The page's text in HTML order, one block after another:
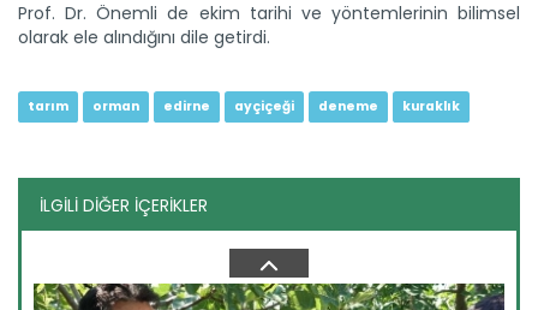
Prof. Dr. Önemli de ekim tarihi ve yöntemlerinin bilimsel
olarak ele alındığını dile getirdi.
tarım orman edirne ayçiçeği deneme kuraklık
İLGİLİ DİĞER İÇERİKLER
Genç girişimci devlet...
Erzincan’ın Tercan ilçesinde üniversite eğitimini
Devamını Oku ->